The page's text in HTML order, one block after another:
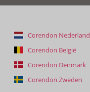
Corendon Nederland
Corendon België
Corendon Denmark
Corendon Zweden